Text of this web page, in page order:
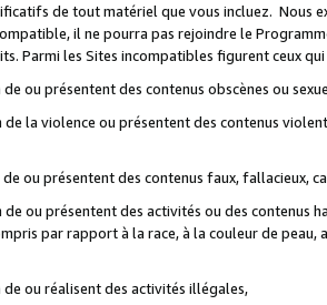
de tout matériel que vous incluez. Nous
il ne pourra pas rejoindre le
Parmi les Sites incompatibles figurent ceux
ou présentent des contenus obscènes ou
la violence ou présentent des contenus
ou présentent des contenus faux, fallacieux,
ou présentent des activités ou des contenus
par rapport à la race, à la couleur de
ou réalisent des activités illégales,